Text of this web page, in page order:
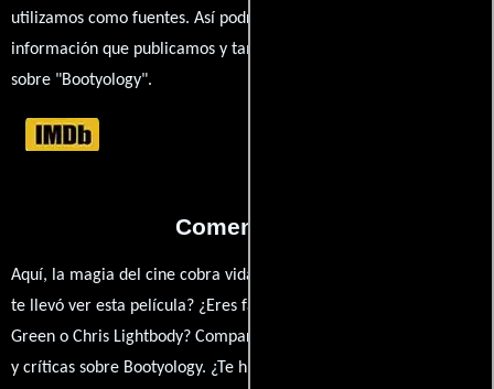
utilizamos como fuentes. Así podrás chequear toda la
información que publicamos y también ampliar tu conocimiento
sobre "Bootyology".
Comentarios
Aquí, la magia del cine cobra vida a través de tus opiniones. ¿Qué
te llevó ver esta película? ¿Eres fan de Joe Eddy, Brian Austin
Green o Chris Lightbody? Comparte tus pensamientos, emociones
y críticas sobre Bootyology. ¿Te hizo reír, llorar o reflexionar? Este